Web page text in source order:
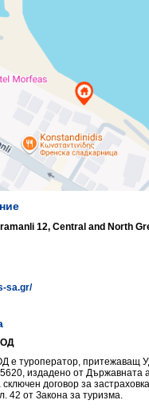
12, Central and North
sa.gr/
е туроператор, притежаващ
издадено от Държавната
договор за
42 от Закона за туризма.